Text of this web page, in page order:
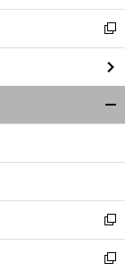
開
く
新
し
い
ウ
ィ
ン
ウ
開
く
新
し
い
新